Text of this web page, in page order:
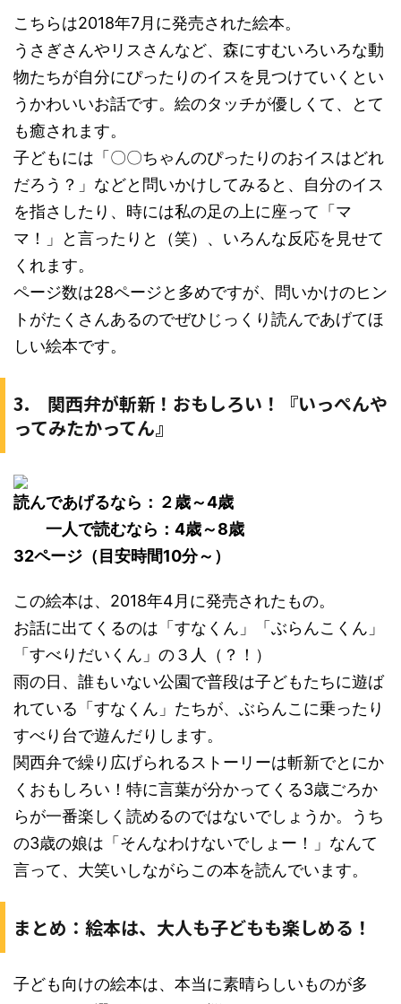
こちらは2018年7月に発売された絵本。
うさぎさんやリスさんなど、森にすむいろいろな動
物たちが自分にぴったりのイスを見つけていくとい
うかわいいお話です。絵のタッチが優しくて、とて
も癒されます。
子どもには「〇〇ちゃんのぴったりのおイスはどれ
だろう？」などと問いかけしてみると、自分のイス
を指さしたり、時には私の足の上に座って「マ
マ！」と言ったりと（笑）、いろんな反応を見せて
くれます。
ページ数は28ページと多めですが、問いかけのヒン
トがたくさんあるのでぜひじっくり読んであげてほ
しい絵本です。
3. 関西弁が斬新！おもしろい！『いっぺんや
ってみたかってん』
読んであげるなら：２歳～4歳
一人で読むなら：4歳～8歳
32ページ（目安時間10分～）
この絵本は、2018年4月に発売されたもの。
お話に出てくるのは「すなくん」「ぶらんこくん」
「すべりだいくん」の３人（？！）
雨の日、誰もいない公園で普段は子どもたちに遊ば
れている「すなくん」たちが、ぶらんこに乗ったり
すべり台で遊んだりします。
関西弁で繰り広げられるストーリーは斬新でとにか
くおもしろい！特に言葉が分かってくる3歳ごろか
らが一番楽しく読めるのではないでしょうか。うち
の3歳の娘は「そんなわけないでしょー！」なんて
言って、大笑いしながらこの本を読んでいます。
まとめ：絵本は、大人も子どもも楽しめる！
子ども向けの絵本は、本当に素晴らしいものが多